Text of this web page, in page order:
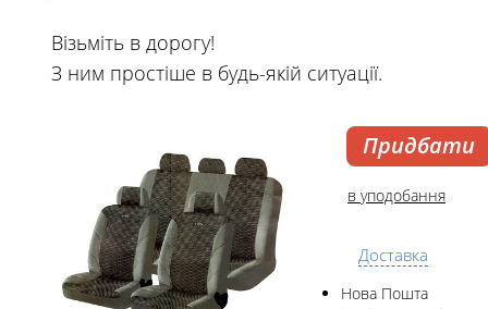
Візьміть в дорогу!
З ним простіше в будь-якій ситуації.
Придбати
в уподобання
Доставка
Нова Пошта